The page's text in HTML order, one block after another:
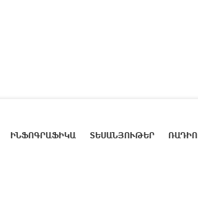
ԻՆՖՈԳՐԱՖԻԿԱ ՏԵՍԱՆՅՈՒԹԵՐ ՌԱԴԻՈ